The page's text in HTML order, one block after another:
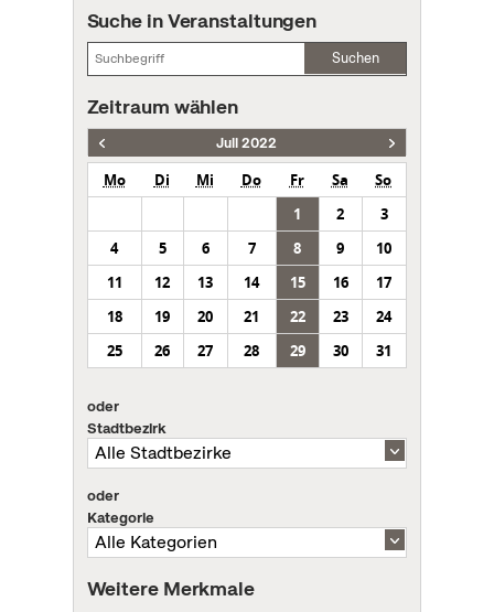
Suche in Veranstaltungen
Suchen
Zeitraum wählen
Juli 2022
Mo Di Mi Do Fr Sa
So
1
2
3
4
5 6 7 8 9
10
11
12 13 14 15 16
17
18
19 20 21 22 23
24
25
26 27 28 29 30 31
oder
Stadtbezirk
oder
Kategorie
Weitere Merkmale